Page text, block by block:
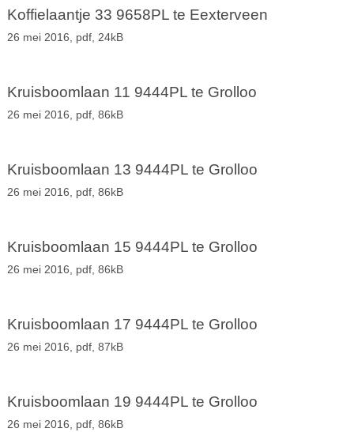
Koffielaantje 33 9658PL te Eexterveen
26 mei 2016, pdf, 24kB
Kruisboomlaan 11 9444PL te Grolloo
26 mei 2016, pdf, 86kB
Kruisboomlaan 13 9444PL te Grolloo
26 mei 2016, pdf, 86kB
Kruisboomlaan 15 9444PL te Grolloo
26 mei 2016, pdf, 86kB
Kruisboomlaan 17 9444PL te Grolloo
26 mei 2016, pdf, 87kB
Kruisboomlaan 19 9444PL te Grolloo
26 mei 2016, pdf, 86kB